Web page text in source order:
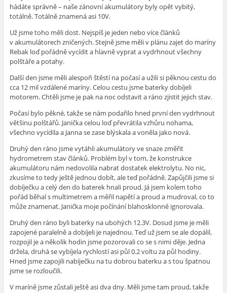
hádáte správně – naše zánovní akumulátory byly opět vybitý,
totálně. Totálně znamená asi 10V.
Už jsme toho měli dost. Nejspíš je jeden nebo více článků
v akumulátorech zničených. Stejně jsme měli v plánu zajet do maríny
Rebak loď pořádně vycídit a hlavně vyprat a vydrhnout všechny
polštáře a potahy.
Další den jsme měli alespoň štěstí na počasí a užili si pěknou cestu do
cca 12 mil vzdálené maríny. Celou cestu jsme baterky dobíjeli
motorem. Chtěli jsme je pak na noc odstavit a ráno zjistit jejich stav.
Počasí bylo pěkné, takže se nám podařilo hned první den vydrhnout
většinu polštářů. Janička celou loď převrátila vzhůru nohama,
všechno vycídila a Janna se zase blýskala a voněla jako nová.
Druhý den ráno jsme vytáhli akumulátory ve snaze změřit
hydrometrem stav článků. Problém byl v tom, že konstrukce
akumulátoru nám nedovolila nabrat dostatek elektrolytu. No nic,
zkusíme to tedy ještě jednou dobít, ale teď pořádně. Zapůjčili jsme si
dobíječku a celý den do baterek hnali proud. Já jsem kolem toho
pořád běhal s multimetrem a měřil napětí a proud a mudroval, co to
může znamenat. Janička moje počínání blahosklonně ignorovala.
Druhý den ráno byli baterky na ubohých 12.3V. Dosud jsme je měli
zapojené paralelně a dobíjeli je najednou. Teď už jsem se ale dopálil,
rozpojil je a několik hodin jsme pozorovali co se s nimi děje. Jedna
držela, druhá se vybíjela rychlostí asi půl 0.2 voltu za půl hodiny.
Hned jsme zapojili nabíječku na tu dobrou baterku a s tou špatnou
jsme se rozloučili.
V maríně jsme zůstali ještě asi dva dny. Měli jsme tam proud, takže